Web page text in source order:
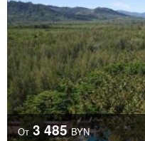
От 3 485 BYN